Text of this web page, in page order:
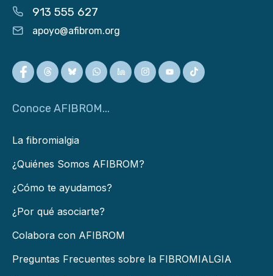
913 555 627
apoyo@afibrom.org
Conoce AFIBROM...
La fibromialgia
¿Quiénes Somos AFIBROM?
¿Cómo te ayudamos?
¿Por qué asociarte?
Colabora con AFIBROM
Preguntas Frecuentes sobre la FIBROMIALGIA